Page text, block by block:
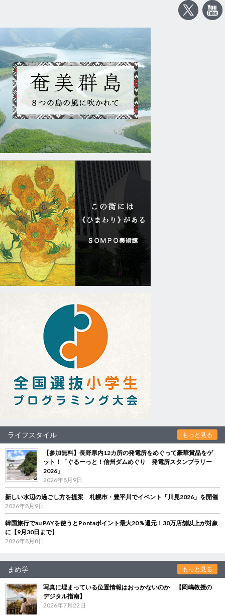
ライフスタイル もっと見る
【参加無料】長野県内12カ所の発電所をめぐって豪華賞品をゲ
ット！「ぐるーっと！信州ダムめぐり 発電所スタンプラリー
2026」
2026年8月9日
新しい水辺の過ごし方を提案 札幌市・豊平川でイベント「川見2026」を開催
2026年8月9日
韓国旅行でau PAYを使うとPontaポイント最大20％還元！30万店舗以上が対象
に【9月30日まで】
2026年8月8日
まめ学 もっと見る
写真に埋まっている位置情報はおっかないのか 【岡嶋教授の
デジタル指南】
2026年7月22日